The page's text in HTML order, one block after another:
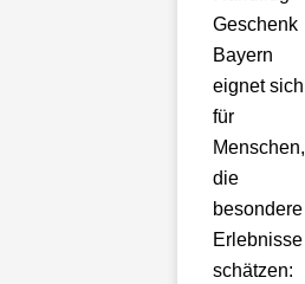
Geschenk
Bayern
eignet sich
für
Menschen,
die
besondere
Erlebnisse
schätzen: